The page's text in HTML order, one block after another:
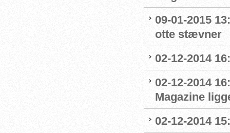
09-01-2015
otte stævner
02-12-2014
02-12-2014
Magazine
02-12-2014